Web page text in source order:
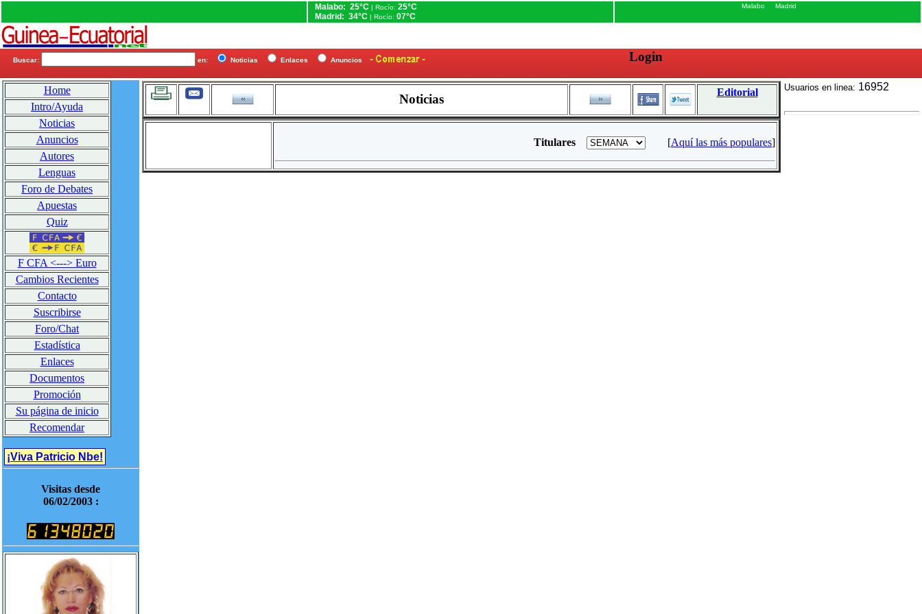
Malabo: 25°C | Rocío: 25°C
Madrid: 34°C | Rocío: 07°C
Malabo Madrid
Buscar: en: Noticias Enlaces Anuncios Login
Home
Intro/Ayuda
Noticias
Anuncios
Autores
Lenguas
Foro de Debates
Apuestas
Quiz
F CFA <---> Euro
Cambios Recientes
Contacto
Suscribirse
Foro/Chat
Estadística
Enlaces
Documentos
Promoción
Su página de inicio
Recomendar
¡Viva Patricio Nbe!
Visitas desde
06/02/2003 :
Noticias Editorial
Titulares [Aquí las más populares]
Usuarios en linea: 16952